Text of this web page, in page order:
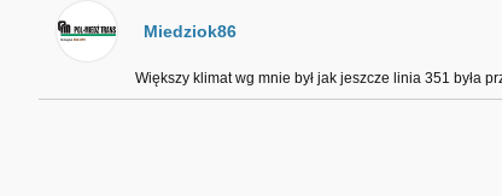
Miedziok86
Większy klimat wg mnie był jak jeszcze linia 351 była